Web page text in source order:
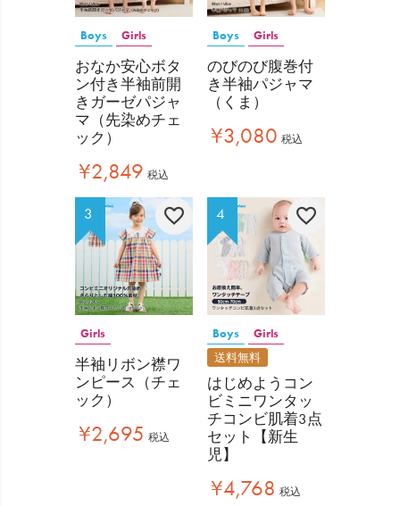
おなか安心ボタ
ン付き半袖前開
きガーゼパジャ
マ（先染めチェ
ック）
Boys Girls
¥2,849 税込
のびのび腹巻付
き半袖パジャマ
（くま）
Boys Girls
¥3,080 税込
半袖リボン襟ワ
ンピース（チェ
ック）
Girls
¥2,695 税込
はじめようコン
ビミニワンタッ
チコンビ肌着3点
セット【新生
児】
Boys Girls
送料無料
¥4,768 税込